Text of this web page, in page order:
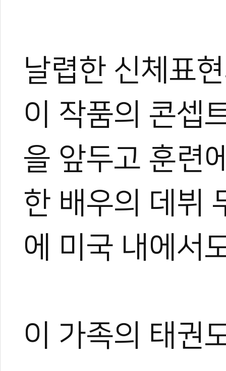
날렵한 신체표
이 작품의 콘셉
을 앞두고 훈련
한 배우의 데뷔
에 미국 내에서
이 가족의 태권